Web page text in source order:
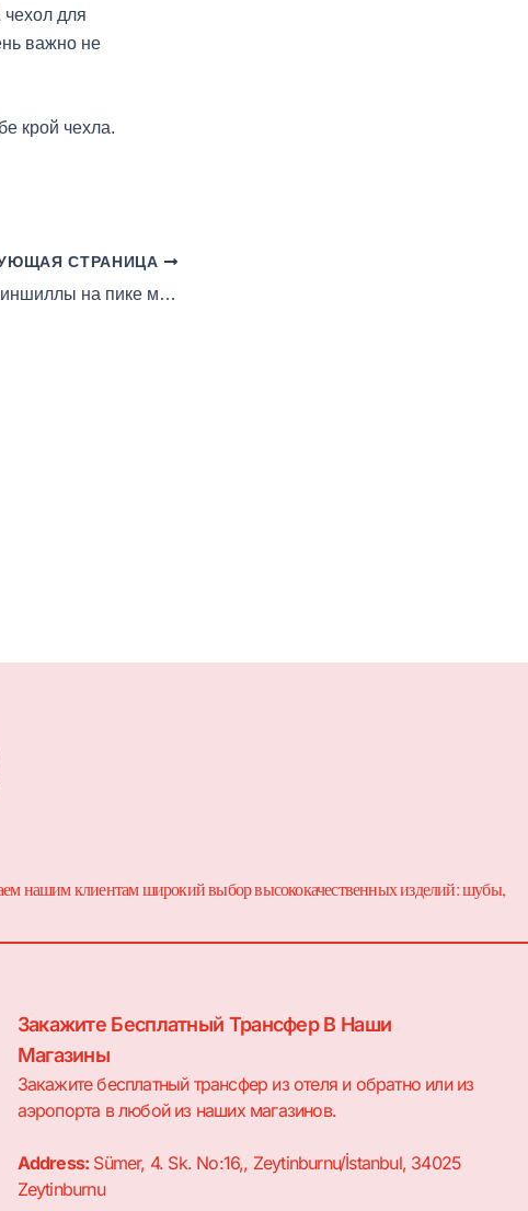
для
важно не
крой чехла.
СТРАНИЦА
Жилетки из шиншиллы на пике моды
нашим клиентам широкий выбор высококачественных изделий: шубы,
Закажите Бесплатный Трансфер В Наши
Магазины
Закажите бесплатный трансфер из отеля и обратно или из
аэропорта в любой из наших магазинов.
Address: Sümer, 4. Sk. No:16,, Zeytinburnu/İstanbul, 34025
Zeytinburnu